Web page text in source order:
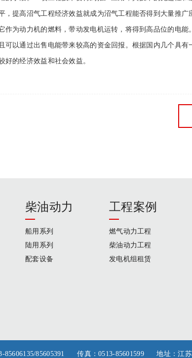
提高沼气工程经济效益就成为沼气工程能否得到大量推广
作为动力机的燃料，带动发电机运转，将得到高品位的电能
可以通过出售电能带来较高的资金回报。根据国内几个具
的经济效益和社会效益。
柴油动力
船用系列
陆用系列
配套设备
工程案例
燃气动力工程
柴油动力工程
发电机组租赁
85606135/85605391 传真：0513-85601599 地址：江苏